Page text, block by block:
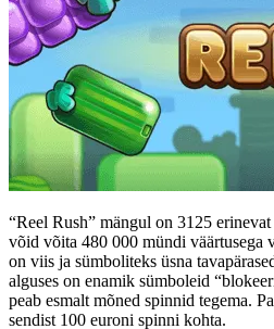
“Reel Rush” mängul on 3125
võid võita 480 000 mündi väärtusega
on viis ja sümboliteks üsna
alguses on enamik sümboleid
peab esmalt mõned spinnid tegema.
sendist 100 euroni spinni kohta.